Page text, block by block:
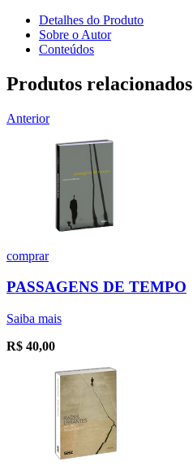
Detalhes do Produto
Sobre o Autor
Conteúdos
Produtos relacionados
Anterior
comprar
PASSAGENS DE TEMPO
Saiba mais
R$ 40,00